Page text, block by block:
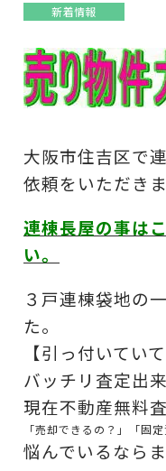
新着情報
大阪市住吉区で
依頼をいただきま
連棟長屋の事は
い。
３戸連棟袋地の
た。
【引っ付いてい
バッチリ査定出来
現在不動産無料
「売却できるの？」「固
悩んでいるなら